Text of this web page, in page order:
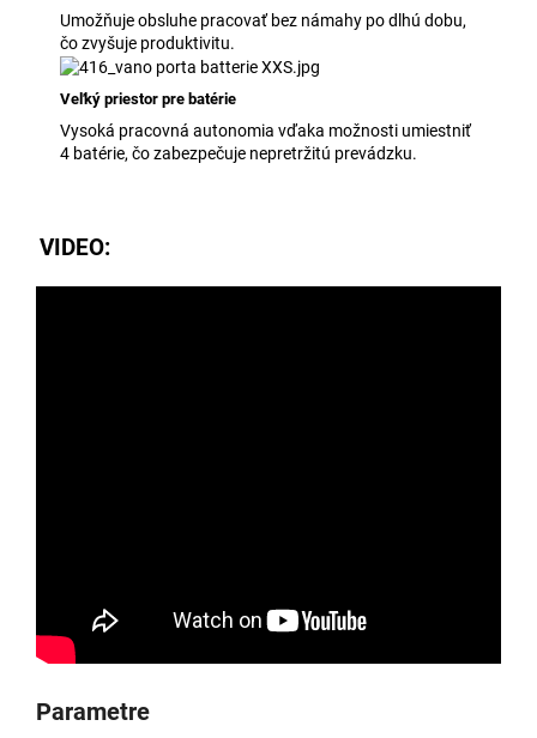
Umožňuje obsluhe pracovať bez námahy po dlhú dobu,
čo zvyšuje produktivitu.
Veľký priestor pre batérie
Vysoká pracovná autonomia vďaka možnosti umiestniť
4 batérie, čo zabezpečuje nepretržitú prevádzku.
VIDEO:
Parametre